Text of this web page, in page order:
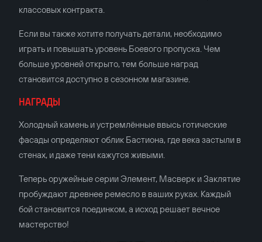
классовых контракта.
Если вы также хотите получать детали, необходимо
играть и повышать уровень Боевого пропуска. Чем
больше уровней открыто, тем больше наград
становится доступно в сезонном магазине.
НАГРАДЫ
Холодный камень и устремлённые ввысь готические
фасады определяют облик Бастиона, где века застыли в
стенах, и даже тени кажутся живыми.
Теперь оружейные серии Элемент, Масверк и Заклятие
пробуждают древнее ремесло в ваших руках. Каждый
бой становится поединком, а исход решает вечное
мастерство!